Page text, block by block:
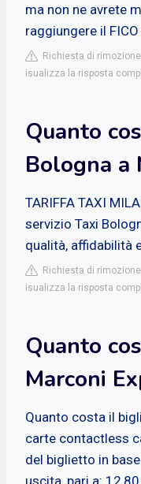
ma non ne avrete
raggiungere il
Richiesta di
isualizza la risposta
Quanto
Bologna a
TARIFFA TAXI
servizio Taxi
qualità, affidabilità
Richiesta di
isualizza la risposta
Quanto
Marconi
Quanto costa il
carte contactless
del biglietto in
uscita, pari a: